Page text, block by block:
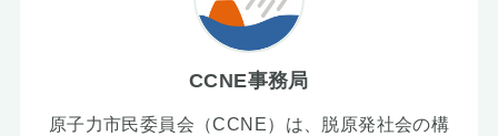
CCNE事務局
原子力市民委員会（CCNE）は、脱原発社会の構